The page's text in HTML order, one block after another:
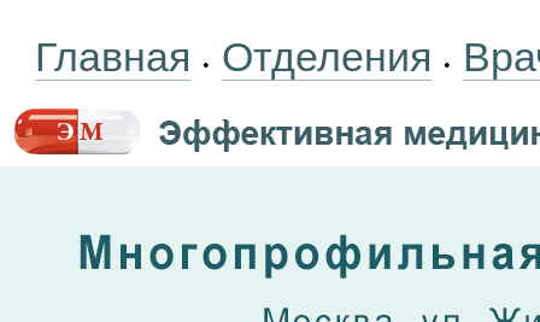
Главная • Отделения •